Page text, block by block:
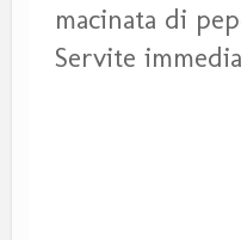
macinata di
Servite